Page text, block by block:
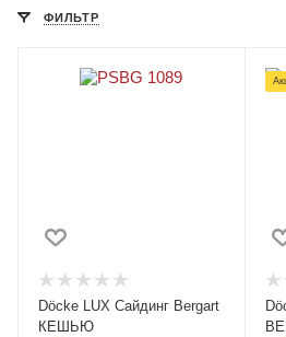
ФИЛЬТР
Döcke LUX Сайдинг Bergart
КЕШЬЮ